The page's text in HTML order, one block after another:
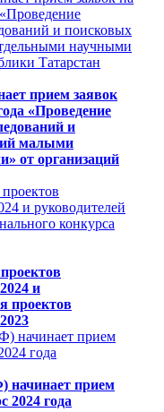
прием заявок
«Проведение
и
малыми
от организаций
и
проектов
начинает прием
2024 года